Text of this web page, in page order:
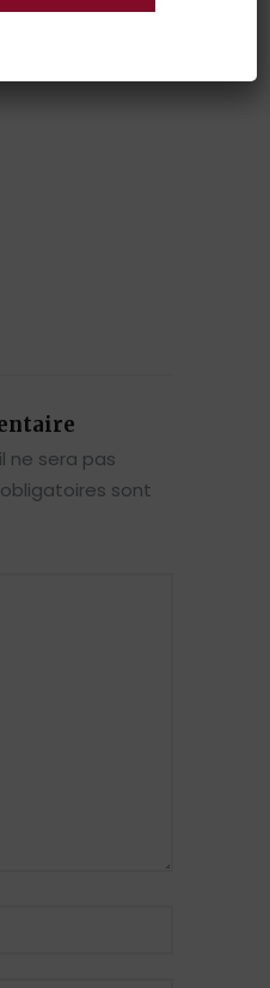
ne sera pas
sont